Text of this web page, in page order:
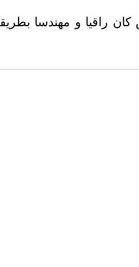
كان راقيا و مهندسا